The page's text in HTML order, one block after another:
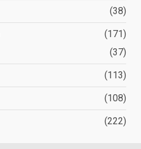
(38)
(171)
(37)
(113)
(108)
(222)